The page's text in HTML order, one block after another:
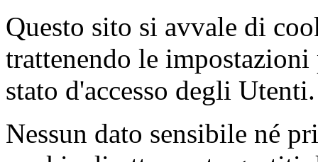
Questo sito si avvale di
trattenendo le
stato d'accesso degli Utenti.
Nessun dato sensibile né